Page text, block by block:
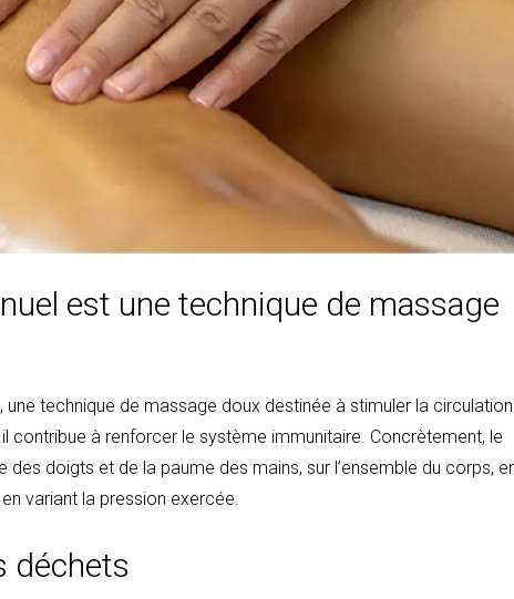
est une technique de massage
une technique de massage doux destinée à stimuler la
contribue à renforcer le système immunitaire. Concrètement, le
des doigts et de la paume des mains, sur l’ensemble du corps,
variant la pression exercée.
déchets